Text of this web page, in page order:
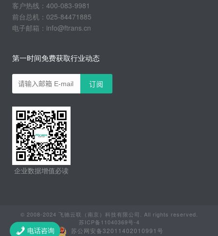
客户热线：400-083-9981
前台总机：025-84471885
电子邮箱：info@ftrans.cn
第一时间免费获取行业动态
企业数据增值必读
© 2008-2024 飞驰云联（南京）科技有限公司. All rights reserved.
苏ICP备11040369号-4
苏公网安备32011402010991号
电话咨询